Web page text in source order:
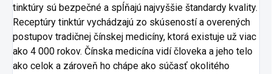
tinktúry sú bezpečné a spĺňajú najvyššie štandardy kvality.
Receptúry tinktúr vychádzajú zo skúseností a overených
postupov tradičnej čínskej medicíny, ktorá existuje už viac
ako 4 000 rokov. Čínska medicína vidí človeka a jeho telo
ako celok a zároveň ho chápe ako súčasť okolitého